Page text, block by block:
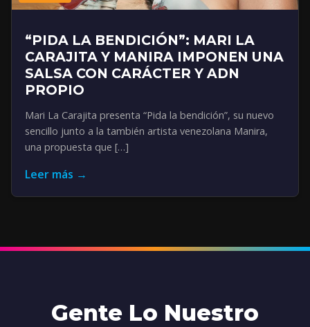
“PIDA LA BENDICIÓN”: MARI LA
CARAJITA Y MANIRA IMPONEN UNA
SALSA CON CARÁCTER Y ADN
PROPIO
Mari La Carajita presenta “Pida la bendición”, su nuevo
sencillo junto a la también artista venezolana Manira,
una propuesta que […]
Leer más →
Gente Lo Nuestro